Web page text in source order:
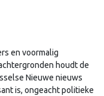
en voormalig
houdt de
Nieuwe nieuws
is, ongeacht politieke